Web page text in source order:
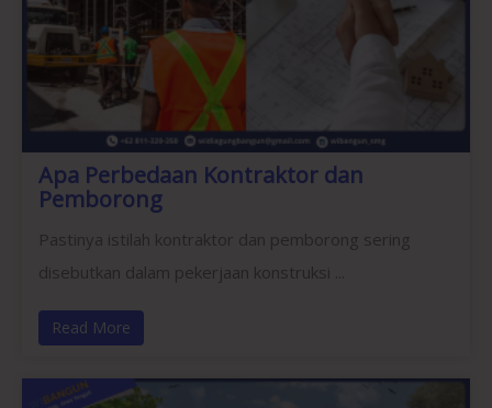
Apa Perbedaan Kontraktor dan
Pemborong
Pastinya istilah kontraktor dan pemborong sering
disebutkan dalam pekerjaan konstruksi ...
Read More